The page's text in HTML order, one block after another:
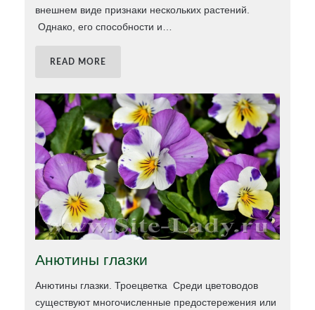
внешнем виде признаки нескольких растений.
Однако, его способности и
READ MORE
Анютины глазки
Анютины глазки. Троецветка Среди цветоводов
существуют многочисленные предостережения или